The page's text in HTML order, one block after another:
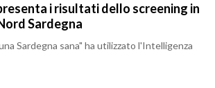
i risultati dello screening in
Sardegna
Sardegna sana" ha utilizzato l'Intelligenza